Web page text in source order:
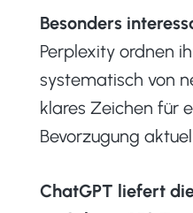
Besonders
Perplexity ordnen
systematisch von
klares Zeichen für
Bevorzugung
ChatGPT liefert